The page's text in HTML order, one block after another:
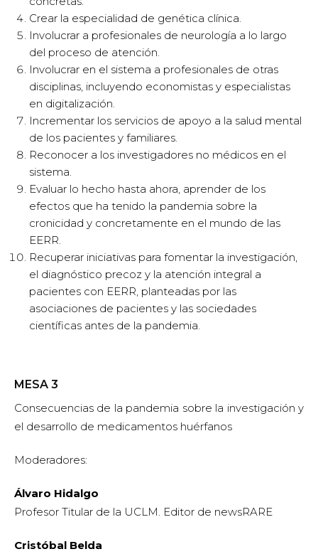
Evaluar lo hecho hasta ahora, aprender de los
efectos que ha tenido la pandemia sobre la
cronicidad y concretamente en el mundo de las
EERR.
Recuperar iniciativas para fomentar la investigación,
el diagnóstico precoz y la atención integral a
pacientes con EERR, planteadas por las
asociaciones de pacientes y las sociedades
científicas antes de la pandemia.
MESA 3
Consecuencias de la pandemia sobre la investigación y
el desarrollo de medicamentos huérfanos
Moderadores:
Álvaro Hidalgo
Profesor Titular de la UCLM. Editor de newsRARE
Director del Instituto de Salud Carlos III (ISCIII)
Participantes:
Investigador del Grupo de Biomedicina Molecular.
Pablo Lapunzina